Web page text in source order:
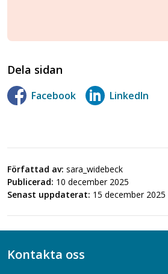
Dela sidan
Facebook LinkedIn
Författad av: sara_widebeck
Publicerad: 10 december 2025
Senast uppdaterat: 15 december 2025
Kontakta oss